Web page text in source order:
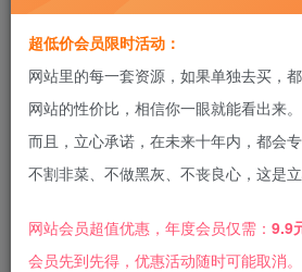
强付费如何快速启动
超低价会员限时活动：
网站里的每一套资源，如果单独去买，
网站的性价比，相信你一眼就能看出来。
而且，立心承诺，在未来十年内，都会专
不割非菜、不做黑灰、不丧良心，这是
网站会员超值优惠，年度会员仅需： 9.9
会员先到先得，优惠活动随时可能取消。